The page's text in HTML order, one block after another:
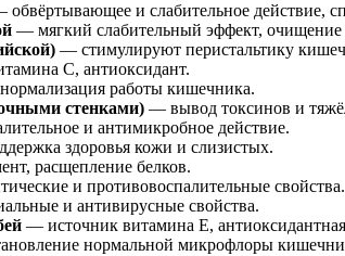
обвёртывающее и слабительное действие,
— мягкий слабительный эффект,
— стимулируют перистальтику
C, антиоксидант.
работы кишечника.
стенками) — вывод токсинов и
и антимикробное действие.
здоровья кожи и слизистых.
расщепление белков.
и противовоспалительные свойства.
и антивирусные свойства.
— источник витамина E,
нормальной микрофлоры